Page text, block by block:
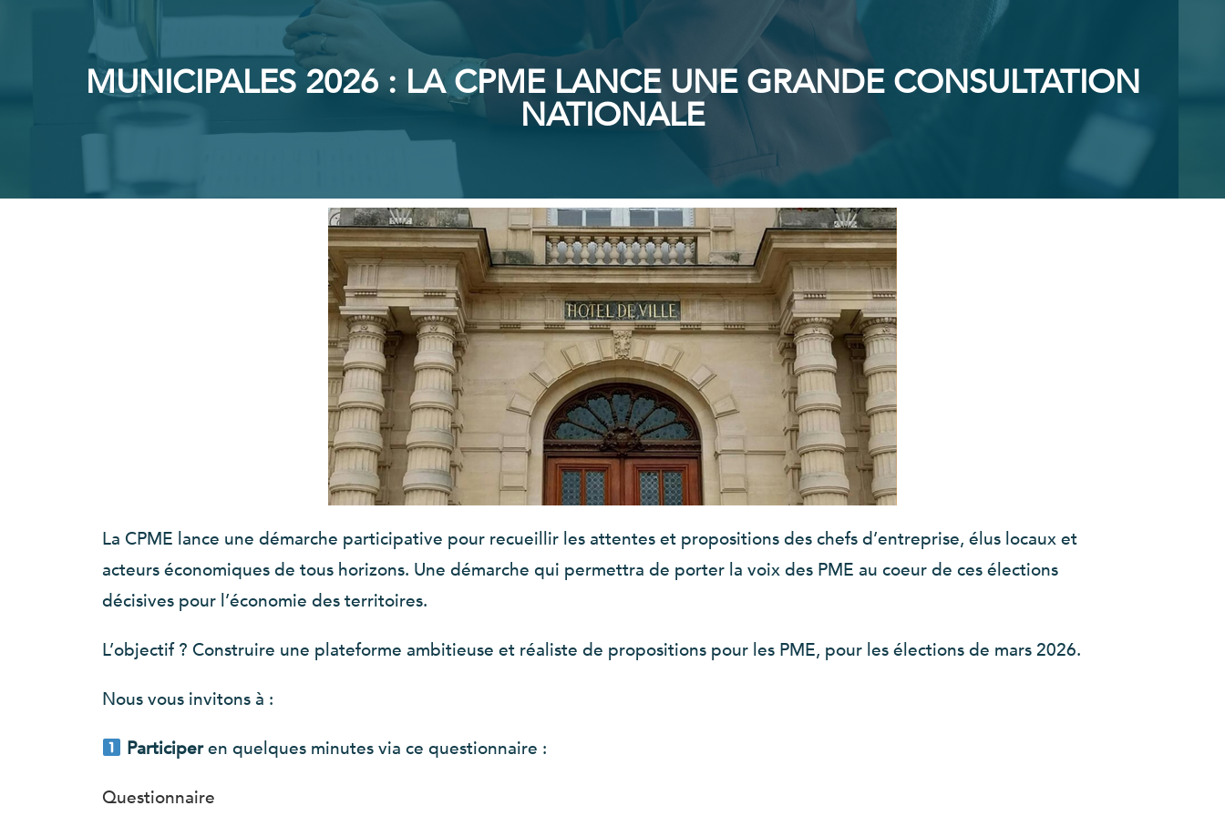
MUNICIPALES 2026 : LA CPME LANCE UNE GRANDE CONSULTATION
NATIONALE
La CPME lance une démarche participative pour recueillir les attentes et propositions des chefs d’entreprise, élus locaux et
acteurs économiques de tous horizons. Une démarche qui permettra de porter la voix des PME au coeur de ces élections
décisives pour l’économie des territoires.
L’objectif ? Construire une plateforme ambitieuse et réaliste de propositions pour les PME, pour les élections de mars 2026.
Nous vous invitons à :
Participeren quelques minutes via ce questionnaire :
Questionnaire